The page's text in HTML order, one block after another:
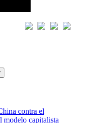
contra el
modelo capitalista